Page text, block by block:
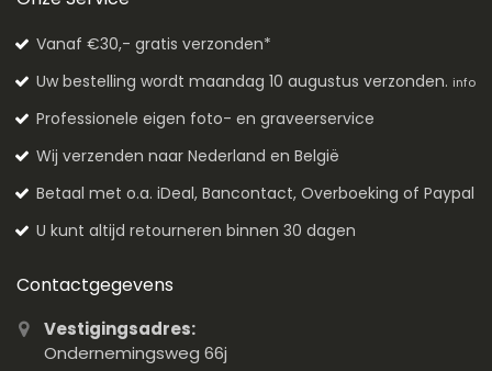
Vanaf €30,- gratis verzonden*
Uw bestelling wordt maandag 10 augustus verzonden. info
Professionele eigen foto- en graveerservice
Wij verzenden naar Nederland en België
Betaal met o.a. iDeal, Bancontact, Overboeking of Paypal
U kunt altijd retourneren binnen 30 dagen
Contactgegevens
Vestigingsadres:
Ondernemingsweg 66j